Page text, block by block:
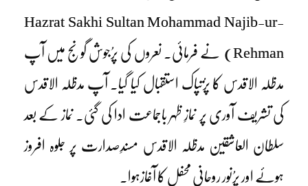
Hazrat Sakhi Sultan Mohammad Najib-ur-
Rehman) نے فرمائی۔ نعروں کی پرُجوش گونج میں آپ
مدظلہ الاقدس کا پرُتپاک استقبال کیا گیا۔ آپ مدظلہ الاقدس
کی تشریف آوری پر نمازِ ظہر باجماعت ادا کی گئی۔ نماز کے بعد
سلطان العاشقین مدظلہ الاقدس مسندِصدارت پر جلوہ افروز
ہوئے اور پرُنور روحانی محفل کا آغازہوا۔